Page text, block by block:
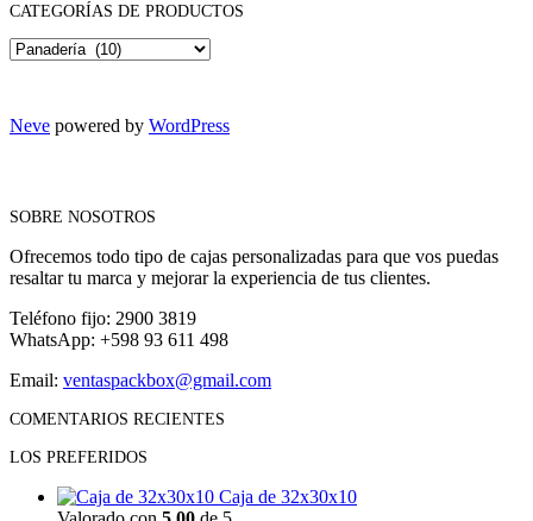
CATEGORÍAS DE PRODUCTOS
Neve powered by WordPress
SOBRE NOSOTROS
Ofrecemos todo tipo de cajas personalizadas para que vos puedas
resaltar tu marca y mejorar la experiencia de tus clientes.
Teléfono fijo: 2900 3819
WhatsApp: +598 93 611 498
Email: ventaspackbox@gmail.com
COMENTARIOS RECIENTES
LOS PREFERIDOS
Caja de 32x30x10